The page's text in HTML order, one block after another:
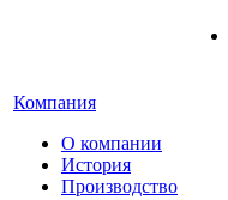
Компания
О компании
История
Производство